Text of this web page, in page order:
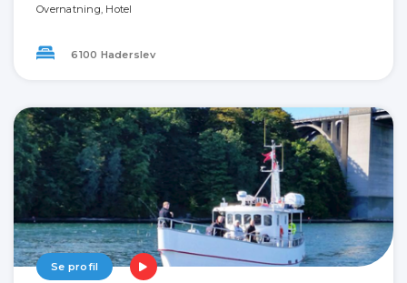
Overnatning, Hotel
6100 Haderslev
Se profil